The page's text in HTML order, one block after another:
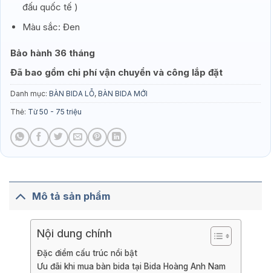
đấu quốc tế )
Màu sắc: Đen
Bảo hành 36 tháng
Đã bao gồm chi phí vận chuyển và công lắp đặt
Danh mục: BÀN BIDA LỖ, BÀN BIDA MỚI
Thẻ: Từ 50 - 75 triệu
Mô tả sản phẩm
Nội dung chính
Đặc điểm cấu trúc nổi bật
Ưu đãi khi mua bàn bida tại Bida Hoàng Anh Nam